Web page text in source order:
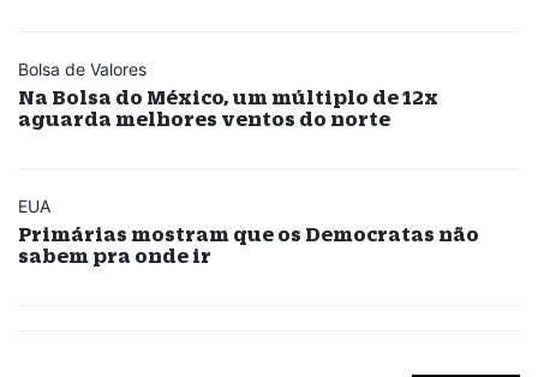
Bolsa de Valores
Na Bolsa do México, um múltiplo de 12x
aguarda melhores ventos do norte
EUA
Primárias mostram que os Democratas não
sabem pra onde ir